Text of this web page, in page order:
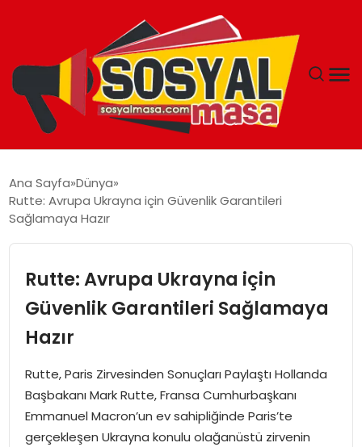
EKONOMI
EĞITIM
SPOR
GÜNDEM
Ana Sayfa Dünya
Rutte: Avrupa Ukrayna için Güvenlik Garantileri
Sağlamaya Hazır
Rutte: Avrupa Ukrayna için
Güvenlik Garantileri Sağlamaya
Hazır
Rutte, Paris Zirvesinden Sonuçları Paylaştı Hollanda
Başbakanı Mark Rutte, Fransa Cumhurbaşkanı
Emmanuel Macron’un ev sahipliğinde Paris’te
gerçekleşen Ukrayna konulu olağanüstü zirvenin